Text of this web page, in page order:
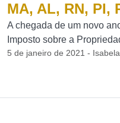
MA, AL, RN, PI,
A chegada de um novo
Imposto sobre a
5 de janeiro de 2021 -